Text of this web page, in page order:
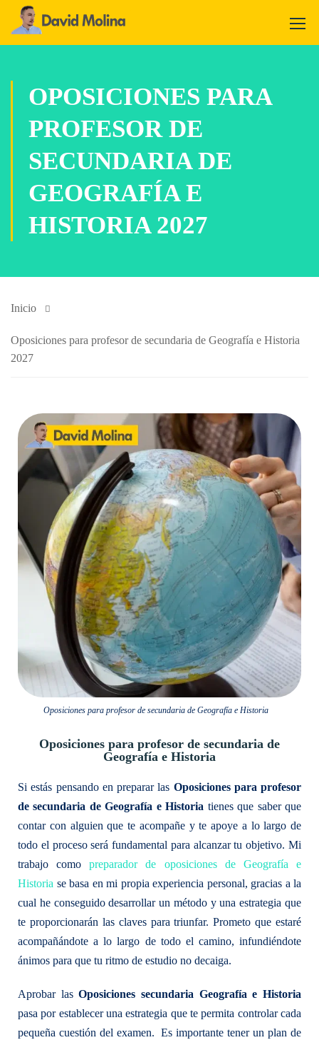
OPOSICIONES PARA
PROFESOR DE
SECUNDARIA DE
GEOGRAFÍA E
HISTORIA 2027
Inicio
Oposiciones para profesor de secundaria de Geografía e Historia
2027
Oposiciones para profesor de secundaria de Geografía e Historia
Oposiciones para profesor de secundaria de
Geografía e Historia
Si estás pensando en preparar las Oposiciones para profesor
de secundaria de Geografía e Historia tienes que saber que
contar con alguien que te acompañe y te apoye a lo largo de
todo el proceso será fundamental para alcanzar tu objetivo. Mi
trabajo comopreparador de oposiciones de Geografía e
Historia se basa en mi propia experiencia personal, gracias a la
cual he conseguido desarrollar un método y una estrategia que
te proporcionarán las claves para triunfar. Prometo que estaré
acompañándote a lo largo de todo el camino, infundiéndote
ánimos para que tu ritmo de estudio no decaiga.
Aprobar lasOposiciones secundaria Geografía e Historia
pasa por establecer una estrategia que te permita controlar cada
pequeña cuestión del examen. Es importante tener un plan de